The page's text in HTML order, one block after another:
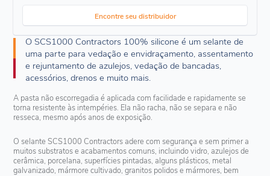
Encontre seu distribuidor
O SCS1000 Contractors 100% silicone é um selante de
uma parte para vedação e envidraçamento, assentamento
e rejuntamento de azulejos, vedação de bancadas,
acessórios, drenos e muito mais.
A pasta não escorregadia é aplicada com facilidade e rapidamente se
torna resistente às intempéries. Ela não racha, não se separa e não
resseca, mesmo após anos de exposição.
O selante SCS1000 Contractors adere com segurança e sem primer a
muitos substratos e acabamentos comuns, incluindo vidro, azulejos de
cerâmica, porcelana, superfícies pintadas, alguns plásticos, metal
galvanizado, mármore cultivado, granitos polidos e mármores, bem